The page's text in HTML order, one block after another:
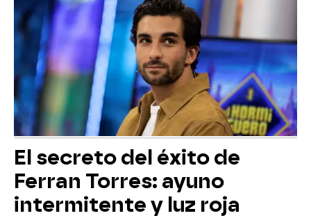
El secreto del éxito de
Ferran Torres: ayuno
intermitente y luz roja